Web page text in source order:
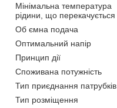
Мінімальна температура
рідини, що перекачується
Об ємна подача
Оптимальний напір
Принцип дії
Споживана потужність
Тип приєднання патрубків
Тип розміщення